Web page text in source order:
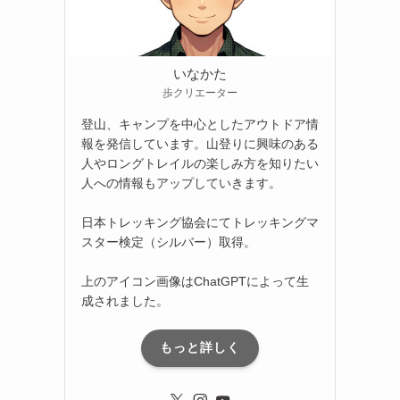
いなかた
歩クリエーター
登山、キャンプを中心としたアウトドア情
報を発信しています。山登りに興味のある
人やロングトレイルの楽しみ方を知りたい
人への情報もアップしていきます。
日本トレッキング協会にてトレッキングマ
スター検定（シルバー）取得。
上のアイコン画像はChatGPTによって生
成されました。
もっと詳しく